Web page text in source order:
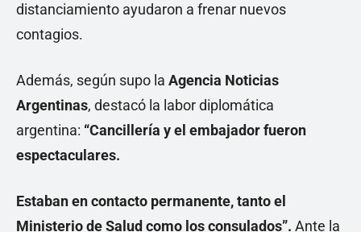
distanciamiento ayudaron a frenar nuevos
contagios.
Además, según supo la Agencia Noticias
Argentinas, destacó la labor diplomática
argentina: “Cancillería y el embajador fueron
espectaculares.
Estaban en contacto permanente, tanto el
Ministerio de Salud como los consulados”. Ante la